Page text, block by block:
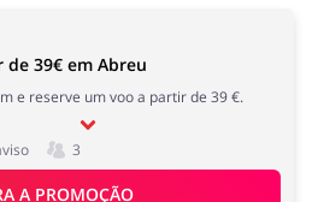
39€ em Abreu
e reserve um voo a partir de 39 €.
3
A PROMOÇÃO